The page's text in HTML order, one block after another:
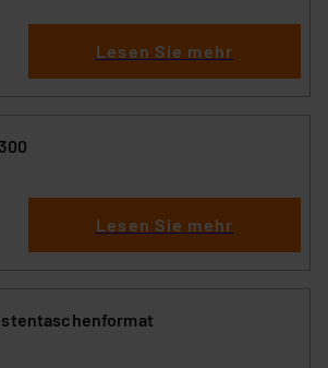
Lesen Sie mehr
Lesen Sie mehr